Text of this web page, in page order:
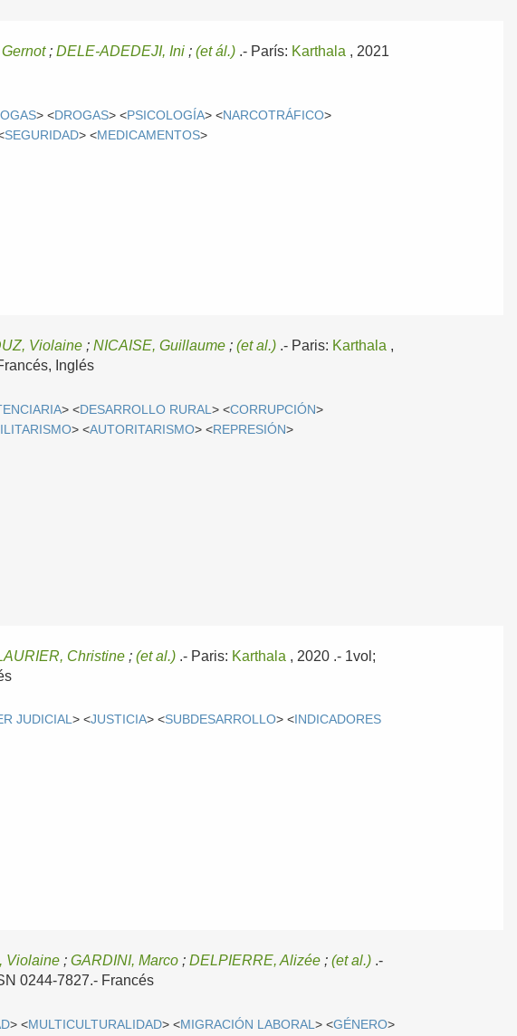
;DELE-ADEDEJI, Ini ;(et ál.) .- París: Karthala , 2021
> <DROGAS> <PSICOLOGÍA> <NARCOTRÁFICO>
SEGURIDAD> <MEDICAMENTOS>
Violaine ;NICAISE, Guillaume ;(et al.) .- Paris: Karthala ,
Inglés
> <DESARROLLO RURAL> <CORRUPCIÓN>
> <AUTORITARISMO> <REPRESIÓN>
Christine ;(et al.) .- Paris: Karthala , 2020 .- 1vol;
JUDICIAL> <JUSTICIA> <SUBDESARROLLO> < INDICADORES
Violaine ;GARDINI, Marco ;DELPIERRE, Alizée ;(et al.) .-
0244-7827.- Francés
> <MULTICULTURALIDAD> <MIGRACIÓN LABORAL> <GÉNERO>